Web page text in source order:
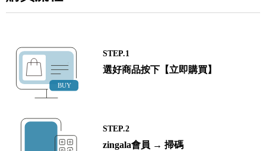
STEP.1
選好商品按下【立即購買】
STEP.2
zingala會員 → 掃碼